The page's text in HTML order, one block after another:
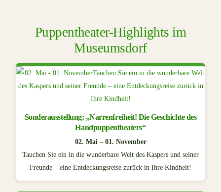
Puppentheater-Highlights im
Museumsdorf
Sonderausstellung: „Narrenfreiheit! Die Geschichte des
Handpuppentheaters“
02. Mai – 01. November
Tauchen Sie ein in die wunderbare Welt des Kaspers und seiner
Freunde – eine Entdeckungsreise zurück in Ihre Kindheit!